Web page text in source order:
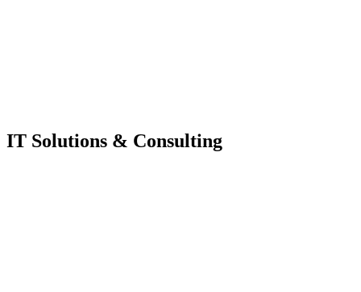
IT Solutions & Consulting